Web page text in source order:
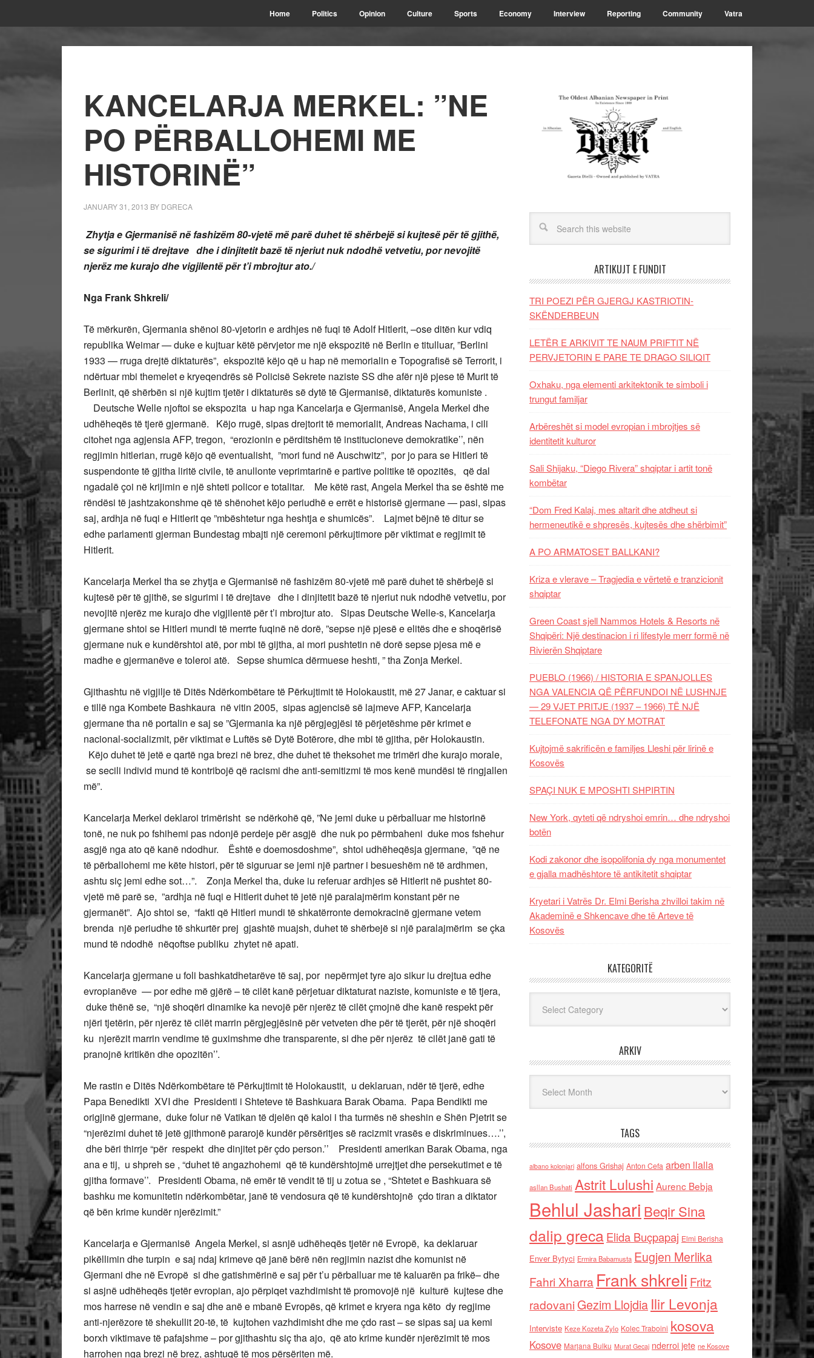
Home Politics Opinion Culture Sports Economy Interview Reporting Community Vatra
KANCELARJA MERKEL: ”NE
PO PËRBALLOHEMI ME
HISTORINË”
JANUARY 31, 2013 BY DGRECA
Zhytja e Gjermanisë në fashizëm 80-vjetë më parë duhet të shërbejë si kujtesë për të gjithë,
se sigurimi i të drejtave dhe i dinjitetit bazë të njeriut nuk ndodhë vetvetiu, por nevojitë
njerëz me kurajo dhe vigjilentë për t’i mbrojtur ato./
Nga Frank Shkreli/
Të mërkurën, Gjermania shënoi 80-vjetorin e ardhjes në fuqi të Adolf Hitlerit, –ose ditën kur vdiq
republika Weimar — duke e kujtuar këtë përvjetor me një ekspozitë në Berlin e titulluar, ”Berlini
1933 — rruga drejtë diktaturës”, ekspozitë këjo që u hap në memorialin e Topografisë së Terrorit, i
ndërtuar mbi themelet e kryeqendrës së Policisë Sekrete naziste SS dhe afër një pjese të Murit të
Berlinit, që shërbën si një kujtim tjetër i diktaturës së dytë të Gjermanisë, diktaturës komuniste .
Deutsche Welle njoftoi se ekspozita u hap nga Kancelarja e Gjermanisë, Angela Merkel dhe
udhëheqës të tjerë gjermanë. Këjo rrugë, sipas drejtorit të memorialit, Andreas Nachama, i cili
citohet nga agjensia AFP, tregon, “erozionin e përditshëm të institucioneve demokratike’’, nën
regjimin hitlerian, rrugë këjo që eventualisht, ”mori fund në Auschwitz”, por jo para se Hitleri të
suspendonte të gjitha liritë civile, të anullonte veprimtarinë e partive politike të opozitës, që dal
ngadalë çoi në krijimin e një shteti policor e totalitar. Me këtë rast, Angela Merkel tha se është me
rëndësi të jashtzakonshme që të shënohet këjo periudhë e errët e historisë gjermane — pasi, sipas
saj, ardhja në fuqi e Hitlerit qe ”mbështetur nga heshtja e shumicës”. Lajmet bëjnë të ditur se
edhe parlamenti gjerman Bundestag mbajti një ceremoni përkujtimore për viktimat e regjimit të
Hitlerit.
Kancelarja Merkel tha se zhytja e Gjermanisë në fashizëm 80-vjetë më parë duhet të shërbejë si
kujtesë për të gjithë, se sigurimi i të drejtave dhe i dinjitetit bazë të njeriut nuk ndodhë vetvetiu, por
nevojitë njerëz me kurajo dhe vigjilentë për t’i mbrojtur ato. Sipas Deutsche Welle-s, Kancelarja
gjermane shtoi se Hitleri mundi të merrte fuqinë në dorë, ”sepse një pjesë e elitës dhe e shoqërisë
gjermane nuk e kundërshtoi atë, por mbi të gijtha, ai mori pushtetin në dorë sepse pjesa më e
madhe e gjermanëve e toleroi atë. Sepse shumica dërmuese heshti, ” tha Zonja Merkel.
Gjithashtu në vigjilje të Ditës Ndërkombëtare të Përkujtimit të Holokaustit, më 27 Janar, e caktuar si
e tillë nga Kombete Bashkaura në vitin 2005, sipas agjencisë së lajmeve AFP, Kancelarja
gjermane tha në portalin e saj se ”Gjermania ka një përgjegjësi të përjetëshme për krimet e
nacional-socializmit, për viktimat e Luftës së Dytë Botërore, dhe mbi të gjitha, për Holokaustin.
Këjo duhet të jetë e qartë nga brezi në brez, dhe duhet të theksohet me trimëri dhe kurajo morale,
se secili individ mund të kontribojë që racismi dhe anti-semitizmi të mos kenë mundësi të ringjallen
më”.
Kancelarja Merkel deklaroi trimërisht se ndërkohë që, ”Ne jemi duke u përballuar me historinë
tonë, ne nuk po fshihemi pas ndonjë perdeje për asgjë dhe nuk po përmbaheni duke mos fshehur
asgjë nga ato që kanë ndodhur. Është e doemosdoshme”, shtoi udhëheqësja gjermane, ”që ne
të përballohemi me këte histori, për të siguruar se jemi një partner i besueshëm në të ardhmen,
ashtu siç jemi edhe sot…”. Zonja Merkel tha, duke iu referuar ardhjes së Hitlerit në pushtet 80-
vjetë më parë se, ”ardhja në fuqi e Hitlerit duhet të jetë një paralajmërim konstant për ne
gjermanët”. Ajo shtoi se, “fakti që Hitleri mundi të shkatërronte demokracinë gjermane vetem
brenda një periudhe të shkurtër prej gjashtë muajsh, duhet të shërbejë si një paralajmërim se çka
mund të ndodhë nëqoftse publiku zhytet në apati.
Kancelarja gjermane u foli bashkatdhetarëve të saj, por nepërmjet tyre ajo sikur iu drejtua edhe
evropianëve — por edhe më gjërë – të cilët kanë përjetuar diktaturat naziste, komuniste e të tjera,
duke thënë se, “një shoqëri dinamike ka nevojë për njerëz të cilët çmojnë dhe kanë respekt për
njëri tjetërin, për njerëz të cilët marrin përgjegjësinë për vetveten dhe për të tjerët, për një shoqëri
ku njerëzit marrin vendime të guximshme dhe transparente, si dhe për njerëz të cilët janë gati të
pranojnë kritikën dhe opozitën’’.
Me rastin e Ditës Ndërkombëtare të Përkujtimit të Holokaustit, u deklaruan, ndër të tjerë, edhe
Papa Benedikti XVI dhe Presidenti i Shteteve të Bashkuara Barak Obama. Papa Bendikti me
origjinë gjermane, duke folur në Vatikan të djelën që kaloi i tha turmës në sheshin e Shën Pjetrit se
“njerëzimi duhet të jetë gjithmonë pararojë kundër përsëritjes së racizmit vrasës e diskriminues….’’,
dhe bëri thirrje “për respekt dhe dinjitet për çdo person.’’ Presidenti amerikan Barak Obama, nga
ana e tij, u shpreh se , “duhet të angazhohemi që të kundërshtojmë urrejtjet dhe persekutimet e të
gjitha formave’’. Presidenti Obama, në emër të vendit të tij u zotua se , “Shtetet e Bashkuara së
bashku me komunitetin ndërkombëtar, janë të vendosura që të kundërshtojnë çdo tiran a diktator
që bën krime kundër njerëzimit.”
Kancelarja e Gjermanisë Angela Merkel, si asnjë udhëheqës tjetër në Evropë, ka deklaruar
pikëllimin dhe turpin e saj ndaj krimeve që janë bërë nën regjimin nazist dhe komunist në
Gjermani dhe në Evropë si dhe gatishmërinë e saj për t’u përballuar me të kaluarën pa frikë– dhe
si asjnë udhëheqës tjetër evropian, ajo përpiqet vazhdimisht të promovojë një kulturë kujtese dhe
mos harrese në vendin e saj dhe anë e mbanë Evropës, që krimet e kryera nga këto dy regjime
anti-njerëzore të shekullit 20-të, të kujtohen vazhdimisht dhe me çdo rast – se sipas saj ua kemi
borxh viktimave të pafajshme – por gjithashtu siç tha ajo, që ato krime kundër njerëzimit të mos
harrohen nga brezi në brez, ashtuqë të mos përsëriten më.
ARTIKUJT E FUNDIT
TRI POEZI PËR GJERGJ KASTRIOTIN-
SKËNDERBEUN
LETËR E ARKIVIT TE NAUM PRIFTIT NË
PERVJETORIN E PARE TE DRAGO SILIQIT
Oxhaku, nga elementi arkitektonik te simboli i
trungut familjar
Arbëreshët si model evropian i mbrojtjes së
identitetit kulturor
Sali Shijaku, “Diego Rivera” shqiptar i artit tonë
kombëtar
“Dom Fred Kalaj, mes altarit dhe atdheut si
hermeneutikë e shpresës, kujtesës dhe shërbimit”
A PO ARMATOSET BALLKANI?
Kriza e vlerave – Tragjedia e vërtetë e tranzicionit
shqiptar
Green Coast sjell Nammos Hotels & Resorts në
Shqipëri: Një destinacion i ri lifestyle merr formë në
Rivierën Shqiptare
PUEBLO (1966) / HISTORIA E SPANJOLLES
NGA VALENCIA QË PËRFUNDOI NË LUSHNJE
— 29 VJET PRITJE (1937 – 1966) TË NJË
TELEFONATE NGA DY MOTRAT
Kujtojmë sakrificën e familjes Lleshi për lirinë e
Kosovës
SPAÇI NUK E MPOSHTI SHPIRTIN
New York, qyteti që ndryshoi emrin… dhe ndryshoi
botën
Kodi zakonor dhe isopolifonia dy nga monumentet
e gjalla madhështore të antikitetit shqiptar
Kryetari i Vatrës Dr. Elmi Berisha zhvilloi takim në
Akademinë e Shkencave dhe të Arteve të
Kosovës
KATEGORITË
ARKIV
TAGS
albano kolonjari alfons Grishaj Anton Cefa arben llalla
asllan Bushati Astrit Lulushi Aurenc Bebja
Behlul Jashari Beqir Sina
dalip grecaElida Buçpapaj Elmi Berisha
Enver Bytyci Ermira Babamusta Eugjen Merlika
Fahri Xharra Frank shkreli Fritz
radovaniGezim Llojdia Ilir Levonja
Interviste Keze Kozeta Zylo Kolec Traboini kosova
Kosove Marjana Bulku Murat Gecaj nderroi jete ne Kosove